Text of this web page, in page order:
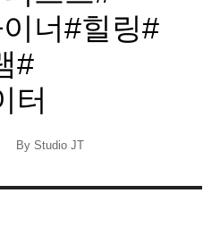
너#힐링#
#
터
작
By Studio JT